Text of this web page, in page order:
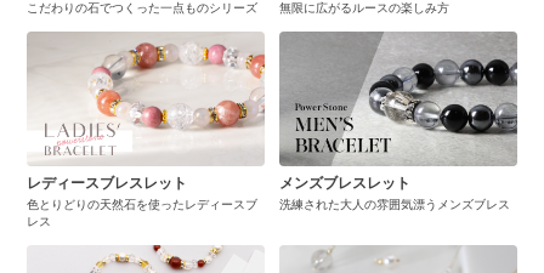
こだわりの石でつくった一点ものシリーズ 無限に広がるルースの楽しみ方
レディースブレスレット
色とりどりの天然石を使ったレディースブ
レス
メンズブレスレット
洗練された大人の雰囲気漂うメンズブレス